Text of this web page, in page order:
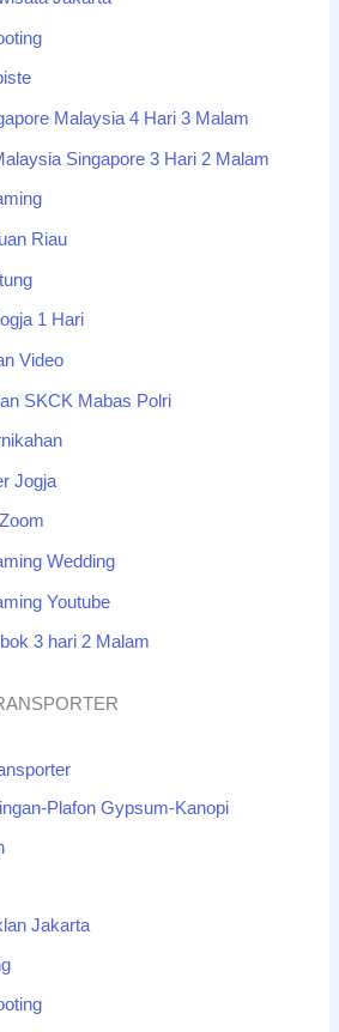
Malaysia 4 Hari 3 Malam
Singapore 3 Hari 2 Malam
Riau
1 Hari
Video
SKCK Mabas Polri
Jogja
Wedding
Youtube
3 hari 2 Malam
Plafon Gypsum-Kanopi
Jakarta